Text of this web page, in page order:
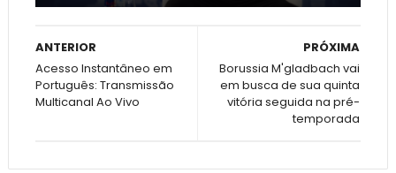
PRÓXIMA
Borussia M'gladbach vai
em busca de sua quinta
vitória seguida na pré-
temporada
ANTERIOR
Acesso Instantâneo em
Português: Transmissão
Multicanal Ao Vivo